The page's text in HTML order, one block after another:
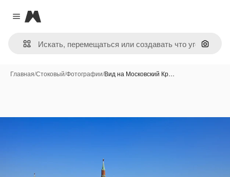
Close menu
Magnific
Поиск
Главная/Стоковый/Фотографии/Вид на Московский Кр…